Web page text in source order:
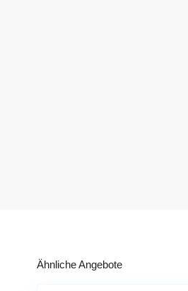
Ähnliche Angebote